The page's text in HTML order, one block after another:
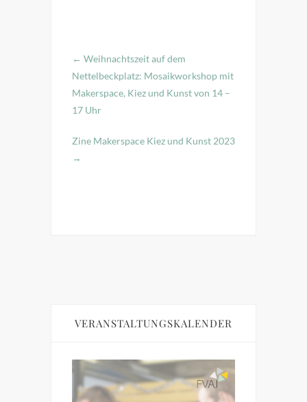
← Weihnachtszeit auf dem
Nettelbeckplatz: Mosaikworkshop mit
Makerspace, Kiez und Kunst von 14 –
17 Uhr
Zine Makerspace Kiez und Kunst 2023
→
VERANSTALTUNGSKALENDER